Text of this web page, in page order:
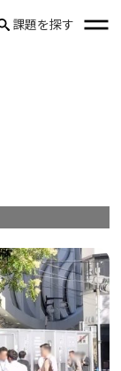
課題を探す